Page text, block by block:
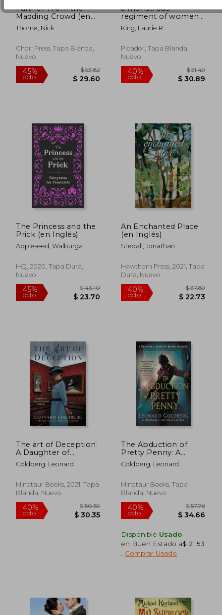
45%
dcto. $ 32.28
45%
dcto. $
Further From the
Madding Crowd (en
Inglés)
Thorne, Nick
Choir Press, Tapa Blanda,
Nuevo
a monstrous
regiment of women
(en Inglés)
King, Laurie R.
Picador, Tapa Blanda,
Nuevo
40%
dcto.
The Princess and the
Prick (en Inglés)
Appleseed, Walburga
HQ, 2020, Tapa Dura,
Nuevo
An Enchanted Place
(en Inglés)
Stedall, Jonathan
Hawthorn Press, 2021, Tapa
Dura, Nuevo
The art of Deception:
A Daughter of
Sherlock Holmes
Mystery: 4 (Daughter
Mysteries) (en Inglés)
Goldberg, Leonard
Minotaur Books, 2021, Tapa
Blanda, Nuevo
The Abduction of
Pretty Penny: A
Daughter of Sherlock
Holmes Mystery (en
Goldberg, Leonard
Minotaur Books, Tapa
Blanda, Nuevo
Disponible Usado
en Buen Estado a$ 21.53
Comprar Usado